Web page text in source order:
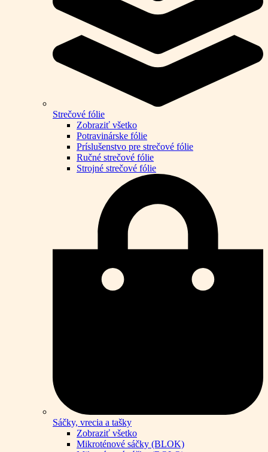
Strečové fólie
Zobraziť všetko
Potravinárske fólie
Príslušenstvo pre strečové fólie
Ručné strečové fólie
Strojné strečové fólie
Sáčky, vrecia a tašky
Zobraziť všetko
Mikroténové sáčky (BLOK)